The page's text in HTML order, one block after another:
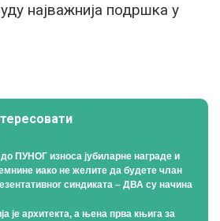
најважнија подршка у
ПУНОГ износа јубиларне награде и
иако не желите да будете члан
синдиката – ДВА су начина
је архитекта, а њена прва књига за